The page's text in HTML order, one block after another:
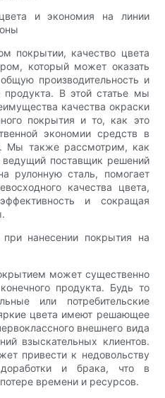
и экономия на линии
покрытии, качество цвета
который может оказать
производительность и
продукта. В этой статье мы
качества окраски
покрытия и то, как это
экономии средств в
Мы также рассмотрим, как
ведущий поставщик решений
рулонную сталь, помогает
качества цвета,
и сокращая
нанесении покрытия на
может существенно
продукта. Будь то
или потребительские
цвета имеют решающее
внешнего вида
взыскательных клиентов.
привести к недовольству
доработки и брака, что в
времени и ресурсов.